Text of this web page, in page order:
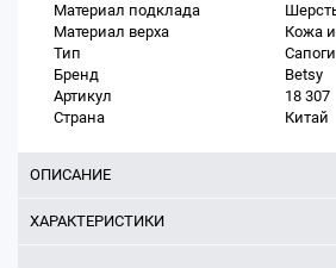
Материал подклада
Материал верха
Кожа
Тип
Бренд
Betsy
Артикул
18 307
Страна
Китай
ОПИСАНИЕ
ХАРАКТЕРИСТИКИ